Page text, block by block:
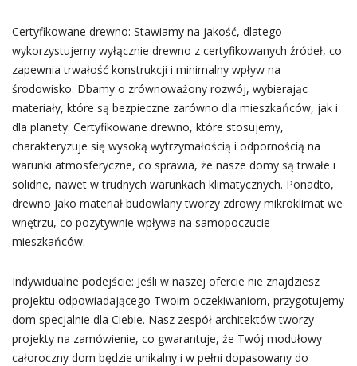
Certyfikowane drewno: Stawiamy na jakość, dlatego
wykorzystujemy wyłącznie drewno z certyfikowanych źródeł, co
zapewnia trwałość konstrukcji i minimalny wpływ na
środowisko. Dbamy o zrównoważony rozwój, wybierając
materiały, które są bezpieczne zarówno dla mieszkańców, jak i
dla planety. Certyfikowane drewno, które stosujemy,
charakteryzuje się wysoką wytrzymałością i odpornością na
warunki atmosferyczne, co sprawia, że nasze domy są trwałe i
solidne, nawet w trudnych warunkach klimatycznych. Ponadto,
drewno jako materiał budowlany tworzy zdrowy mikroklimat we
wnętrzu, co pozytywnie wpływa na samopoczucie
mieszkańców.
Indywidualne podejście: Jeśli w naszej ofercie nie znajdziesz
projektu odpowiadającego Twoim oczekiwaniom, przygotujemy
dom specjalnie dla Ciebie. Nasz zespół architektów tworzy
projekty na zamówienie, co gwarantuje, że Twój modułowy
całoroczny dom będzie unikalny i w pełni dopasowany do